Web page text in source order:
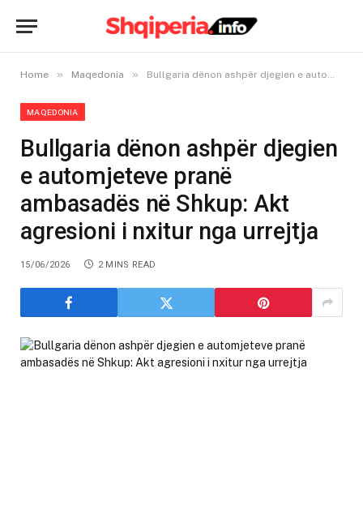
Home » Maqedonia » Bullgaria dënon ashpër djegien e automjeteve pranë ambasadës në Shkup: Akt agresioni i nxitur nga urrejtja
MAQEDONIA
Bullgaria dënon ashpër djegien
e automjeteve pranë
ambasadës në Shkup: Akt
agresioni i nxitur nga urrejtja
15/06/2026 2 MINS READ